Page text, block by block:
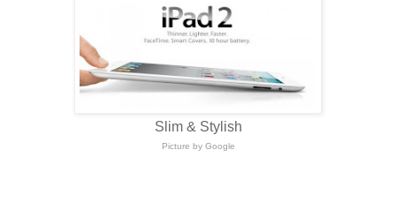
Slim & Stylish
Picture by Google